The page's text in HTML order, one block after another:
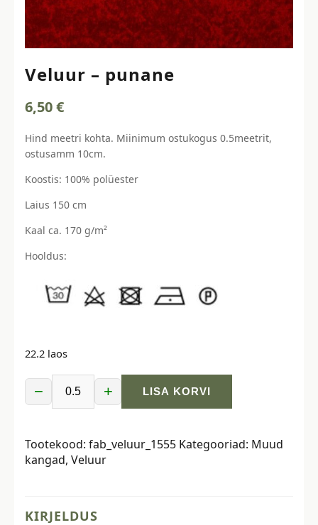
Veluur – punane
6,50€
Hind meetri kohta. Miinimum ostukogus 0.5meetrit,
ostusamm 10cm.
Koostis: 100% polüester
Laius 150 cm
Kaal ca. 170 g/m²
Hooldus:
22.2 laos
−
kogus
+ LISA KORVI
Tootekood: fab_veluur_1555 Kategooriad: Muud
kangad, Veluur
KIRJELDUS